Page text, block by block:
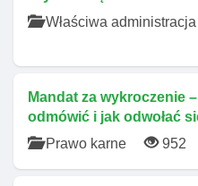
Właściwa administracja
Mandat za wykroczenie
odmówić i jak odwołać
Prawo karne
952